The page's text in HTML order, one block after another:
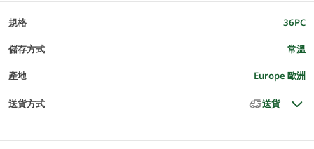
規格 36PC
儲存方式 常溫
產地 Europe 歐洲
送貨方式 送貨